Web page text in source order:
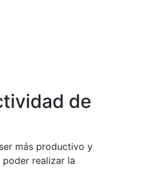
de
más productivo y
realizar la